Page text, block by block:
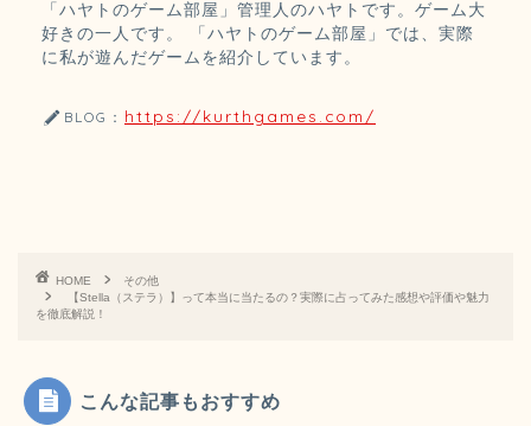
「ハヤトのゲーム部屋」管理人のハヤトです。ゲーム大
好きの一人です。 「ハヤトのゲーム部屋」では、実際
に私が遊んだゲームを紹介しています。
BLOG： https://kurthgames.com/
HOME
その他
【Stella（ステラ）】って本当に当たるの？実際に占ってみた感想や評価や魅力
を徹底解説！
こんな記事もおすすめ